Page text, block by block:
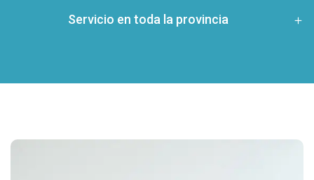
Servicio en toda la provincia